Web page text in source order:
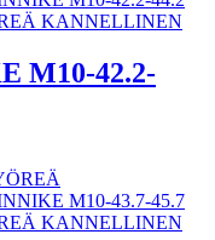
KANNELLINEN
M10-42.2-
KANNELLINEN